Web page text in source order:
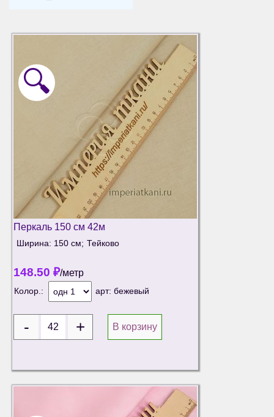
🔍
Перкаль 150 см 42м
Ширина: 150 см; Тейково
148.50 ₽/метр
Колор.: арт: бежевый
В корзину